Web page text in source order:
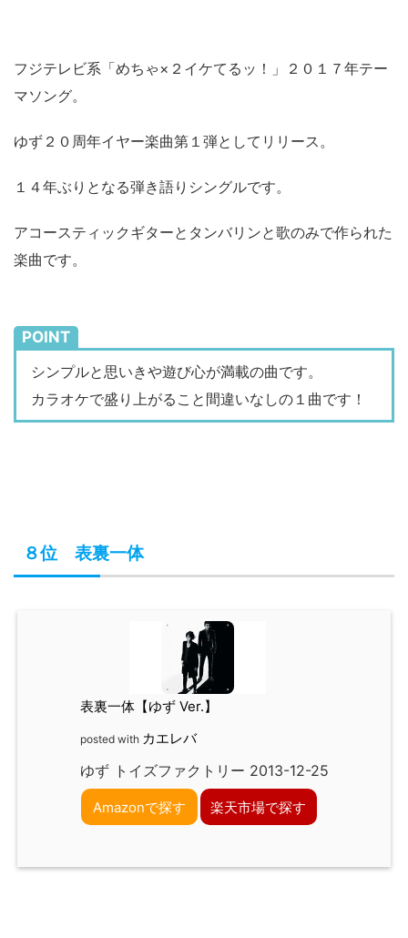
フジテレビ系「めちゃ×２イケてるッ！」２０１７年テー
マソング。
ゆず２０周年イヤー楽曲第１弾としてリリース。
１４年ぶりとなる弾き語りシングルです。
アコースティックギターとタンバリンと歌のみで作られた
楽曲です。
POINT
シンプルと思いきや遊び心が満載の曲です。
カラオケで盛り上がること間違いなしの１曲です！
８位 表裏一体
表裏一体【ゆず Ver.】
posted with カエレバ
ゆず トイズファクトリー 2013-12-25
Amazonで探す 楽天市場で探す